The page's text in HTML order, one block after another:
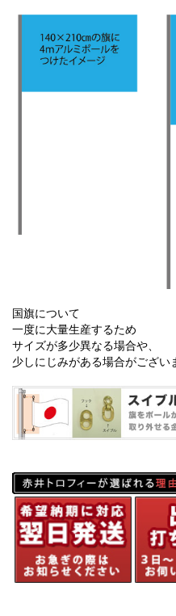
国旗について
一度に大量生産するため
サイズが多少異なる場合や、
少しにじみがある場合がござい